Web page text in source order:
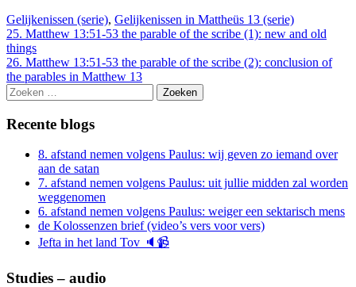
Gelijkenissen (serie), Gelijkenissen in Mattheüs 13 (serie)
Berichtnavigatie
25. Matthew 13:51-53 the parable of the scribe (1): new and old
things
26. Matthew 13:51-53 the parable of the scribe (2): conclusion of
the parables in Matthew 13
Zoeken
naar:
Recente blogs
8. afstand nemen volgens Paulus: wij geven zo iemand over
aan de satan
7. afstand nemen volgens Paulus: uit jullie midden zal worden
weggenomen
6. afstand nemen volgens Paulus: weiger een sektarisch mens
de Kolossenzen brief (video’s vers voor vers)
Jefta in het land Tov 🔈📹
Studies – audio